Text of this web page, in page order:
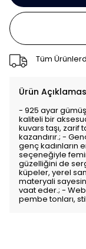
Tüm
Ürün
- 925 ayar
kaliteli bir
kuvars taşı, zarif
kazandırır.; -
genç kadınların
seçeneğiyle
güzelliğini de
küpeler, yerel
materyali
vaat eder.; -
pembe tonları,